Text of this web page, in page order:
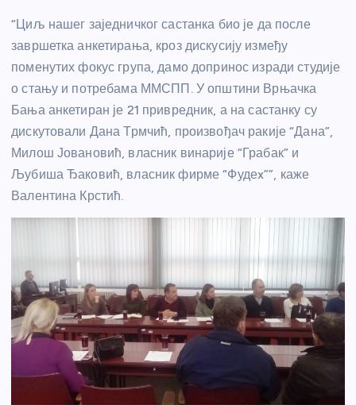
“Циљ нашег заједничког састанка био је да после
завршетка анкетирања, кроз дискусију између
поменутих фокус група, дамо допринос изради студије
о стању и потребама ММСПП. У општини Врњачка
Бања анкетиран је 21 привредник, а на састанку су
дискутовали Дана Трмчић, произвођач ракије “Дана”,
Милош Јовановић, власник винарије “Грабак” и
Љубиша Ђаковић, власник фирме “Фудеx””, каже
Валентина Крстић.